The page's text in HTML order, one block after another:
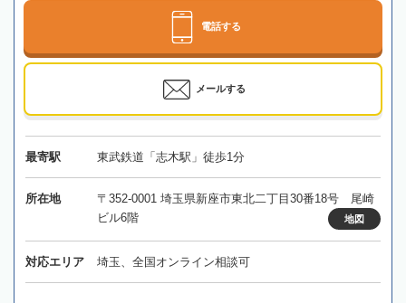
電話する
メールする
最寄駅 東武鉄道「志木駅」徒歩1分
所在地
〒352-0001 埼玉県新座市東北二丁目30番18号 尾崎
ビル6階
地図
対応エリア 埼玉、全国オンライン相談可